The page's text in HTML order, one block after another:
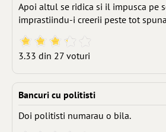
Apoi altul se ridica si il impusca pe
imprastiindu-i creerii peste tot
3.33 din 27 voturi
Bancuri cu politisti
Doi politisti numarau o bila.